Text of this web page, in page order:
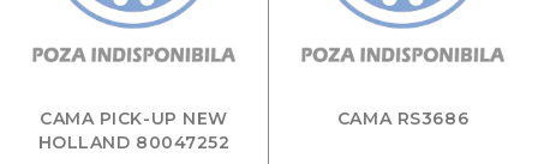
CAMA PICK-UP NEW
HOLLAND 80047252
CAMA RS3686